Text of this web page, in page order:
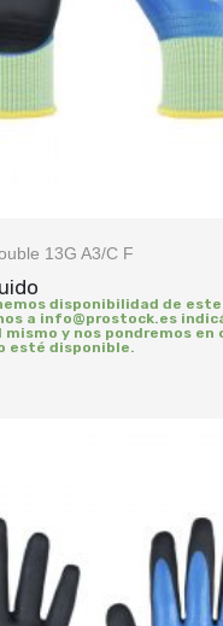
13G A3/C F
disponibilidad de
a info@prostock.es
mismo y nos pondremos
esté disponible.